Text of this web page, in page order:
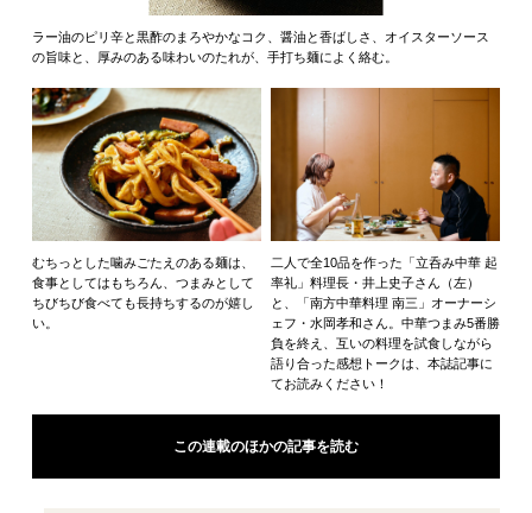
ラー油のピリ辛と黒酢のまろやかなコク、醤油と香ばしさ、オイスターソース
の旨味と、厚みのある味わいのたれが、手打ち麺によく絡む。
むちっとした噛みごたえのある麺は、
食事としてはもちろん、つまみとして
ちびちび食べても長持ちするのが嬉し
い。
二人で全10品を作った「立呑み中華 起
率礼」料理長・井上史子さん（左）
と、「南方中華料理 南三」オーナーシ
ェフ・水岡孝和さん。中華つまみ5番勝
負を終え、互いの料理を試食しながら
語り合った感想トークは、本誌記事に
てお読みください！
この連載のほかの記事を読む